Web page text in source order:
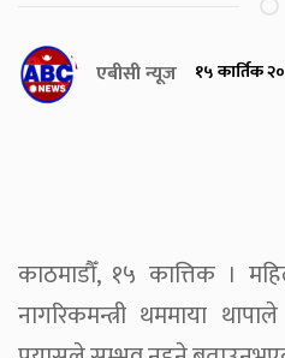
एबीसी न्यूज १५ कार्तिक
काठमाडौँ, १५ कात्तिक ।
नागरिकमन्त्री थममाया